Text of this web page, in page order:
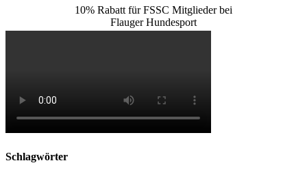
10% Rabatt für FSSC Mitglieder bei
Flauger Hundesport
Schlagwörter